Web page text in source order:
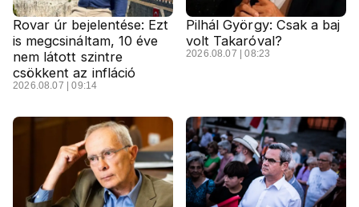
Rovar úr bejelentése: Ezt
is megcsináltam, 10 éve
nem látott szintre
csökkent az infláció
2026.08.07 | 09:14
Pilhál György: Csak a baj
volt Takaróval?
2026.08.07 | 08:23